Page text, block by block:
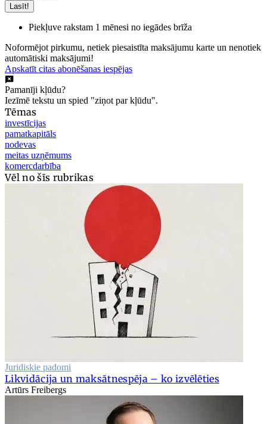
Lasīt!
Piekļuve rakstam 1 mēnesi no iegādes brīža
Noformējot pirkumu, netiek piesaistīta maksājumu karte un nenotiek
automātiski maksājumi!
Apskatīt citas abonēšanas iespējas
Pamanīji kļūdu?
Iezīmē tekstu un spied "ziņot par kļūdu".
Tēmas
investīcijas
pamatkapitāls
nodevas
meitas uzņēmums
komercdarbība
Vēl no šīs rubrikas
Juridiskie padomi
Likvidācija un maksātnespēja – ko izvēlēties
Artūrs Freibergs